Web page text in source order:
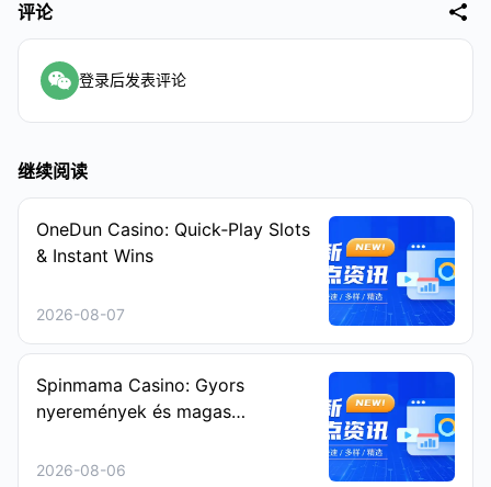
评论
登录后发表评论
继续阅读
OneDun Casino: Quick‑Play Slots
& Instant Wins
2026-08-07
Spinmama Casino: Gyors
nyeremények és magas
2026-08-06